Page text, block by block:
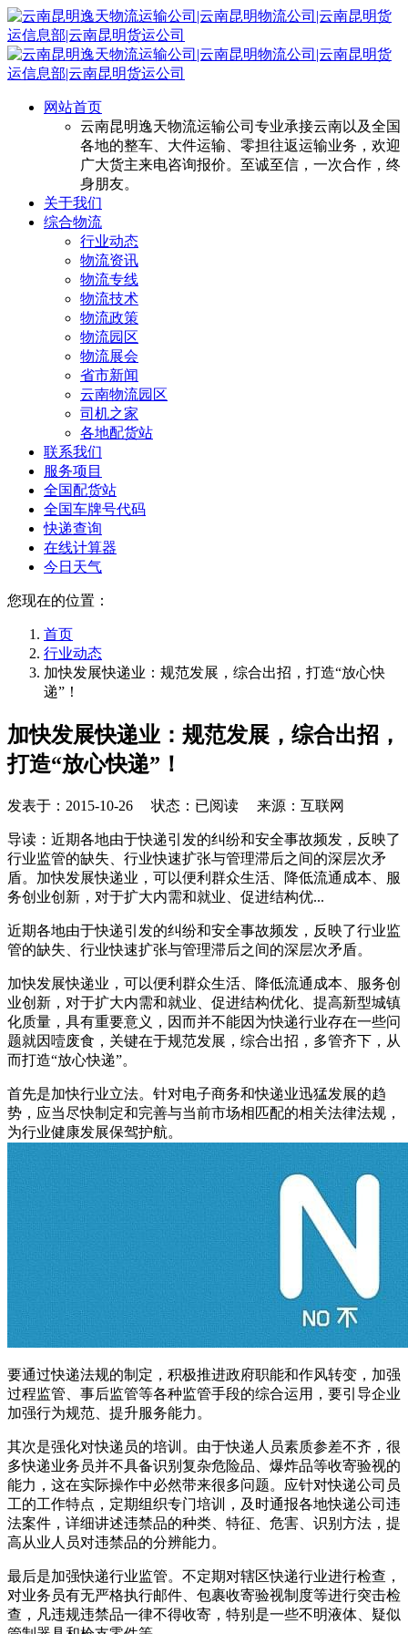
网站首页
云南昆明逸天物流运输公司专业承接云南以及全国
各地的整车、大件运输、零担往返运输业务，欢迎
广大货主来电咨询报价。至诚至信，一次合作，终
身朋友。
关于我们
综合物流
行业动态
物流资讯
物流专线
物流技术
物流政策
物流园区
物流展会
省市新闻
云南物流园区
司机之家
各地配货站
联系我们
服务项目
全国配货站
全国车牌号代码
快递查询
在线计算器
今日天气
您现在的位置：
首页
行业动态
加快发展快递业：规范发展，综合出招，打造“放心快
递”！
加快发展快递业：规范发展，综合出招，
打造“放心快递”！
发表于： 2015-10-26 状态：已阅读 来源：互联网
导读：近期各地由于快递引发的纠纷和安全事故频发，反映了
行业监管的缺失、行业快速扩张与管理滞后之间的深层次矛
盾。加快发展快递业，可以便利群众生活、降低流通成本、服
务创业创新，对于扩大内需和就业、促进结构优...
近期各地由于快递引发的纠纷和安全事故频发，反映了行业监
管的缺失、行业快速扩张与管理滞后之间的深层次矛盾。
加快发展快递业，可以便利群众生活、降低流通成本、服务创
业创新，对于扩大内需和就业、促进结构优化、提高新型城镇
化质量，具有重要意义，因而并不能因为快递行业存在一些问
题就因噎废食，关键在于规范发展，综合出招，多管齐下，从
而打造“放心快递”。
首先是加快行业立法。针对电子商务和快递业迅猛发展的趋
势，应当尽快制定和完善与当前市场相匹配的相关法律法规，
为行业健康发展保驾护航。
要通过快递法规的制定，积极推进政府职能和作风转变，加强
过程监管、事后监管等各种监管手段的综合运用，要引导企业
加强行为规范、提升服务能力。
其次是强化对快递员的培训。由于快递人员素质参差不齐，很
多快递业务员并不具备识别复杂危险品、爆炸品等收寄验视的
能力，这在实际操作中必然带来很多问题。应针对快递公司员
工的工作特点，定期组织专门培训，及时通报各地快递公司违
法案件，详细讲述违禁品的种类、特征、危害、识别方法，提
高从业人员对违禁品的分辨能力。
最后是加强快递行业监管。不定期对辖区快递行业进行检查，
对业务员有无严格执行邮件、包裹收寄验视制度等进行突击检
查，凡违规违禁品一律不得收寄，特别是一些不明液体、疑似